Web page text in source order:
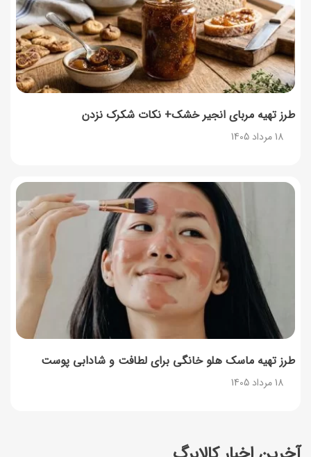
طرز تهیه مربای انجیر خشک+ نکات شکرک نزدن
18 مرداد 1405
طرز تهیه ماسک هلو خانگی برای لطافت و شادابی پوست
18 مرداد 1405